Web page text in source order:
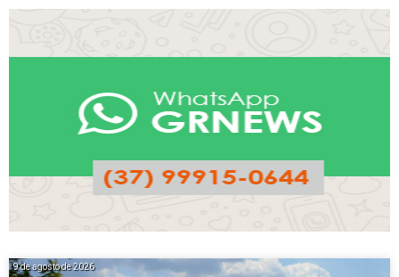
9 de agosto de 2026